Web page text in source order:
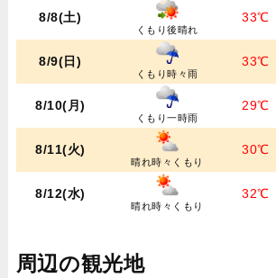
8/8(土)
くもり後晴れ
33℃
8/9(日)
くもり時々雨
33℃
8/10(月)
くもり一時雨
29℃
8/11(火)
晴れ時々くもり
30℃
8/12(水)
晴れ時々くもり
32℃
周辺の観光地